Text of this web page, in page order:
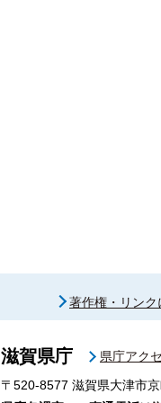
著作権・リンク
滋賀県庁
県庁アク
〒520-8577 滋賀県大津市